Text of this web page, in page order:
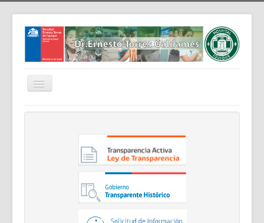
Cambiar
navegación
Home
Trabaja Con Nosotros